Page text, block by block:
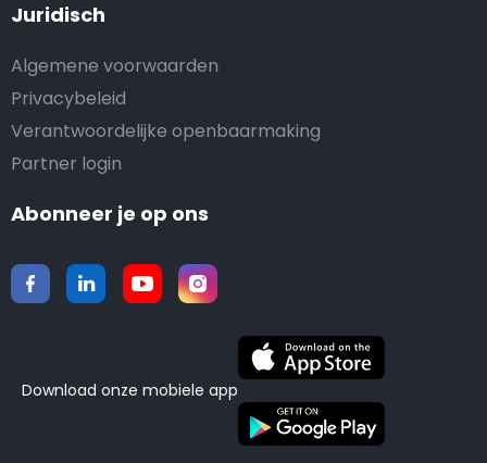
Juridisch
Algemene voorwaarden
Privacybeleid
Verantwoordelijke openbaarmaking
Partner login
Abonneer je op ons
Download onze mobiele app